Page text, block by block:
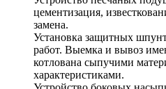
цементизация,
замена.
Установка защитных
работ. Выемка и вывоз
котлована сыпучими
характеристиками.